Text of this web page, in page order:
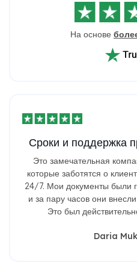
На основе
Сроки и поддержка
Это замечательная
которые заботятся о
24/7. Мои документы были
и за пару часов они
Это был
Daria